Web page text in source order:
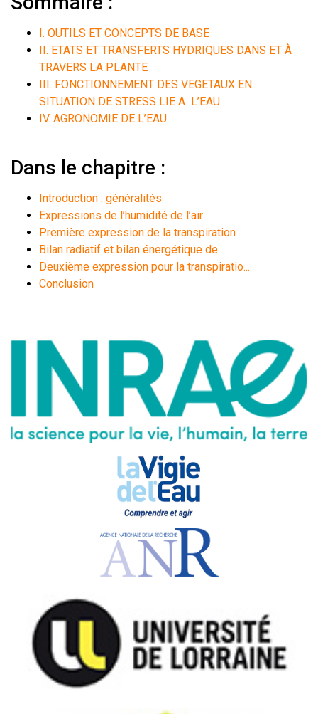
I. OUTILS ET CONCEPTS DE BASE
II. ETATS ET TRANSFERTS HYDRIQUES DANS ET À
TRAVERS LA PLANTE
III. FONCTIONNEMENT DES VEGETAUX EN
SITUATION DE STRESS LIE A L’EAU
IV. AGRONOMIE DE L’EAU
Dans le chapitre :
Introduction : généralités
Expressions de l’humidité de l’air
Première expression de la transpiration
Bilan radiatif et bilan énergétique de ...
Deuxième expression pour la transpiratio...
Conclusion